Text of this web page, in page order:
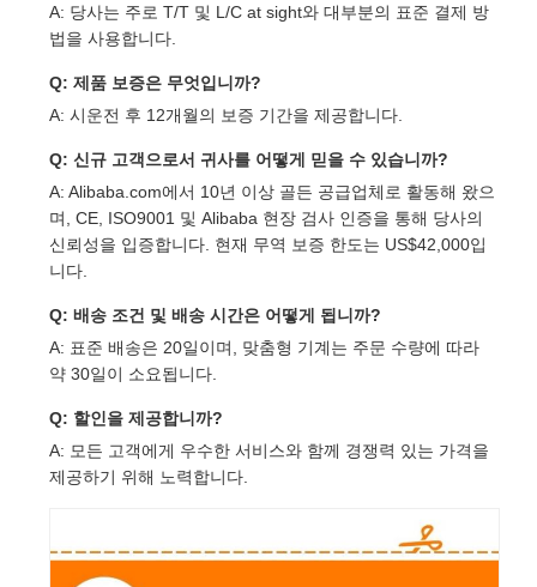
A: 당사는 주로 T/T 및 L/C at sight와 대부분의 표준 결제 방
법을 사용합니다.
Q: 제품 보증은 무엇입니까?
A: 시운전 후 12개월의 보증 기간을 제공합니다.
Q: 신규 고객으로서 귀사를 어떻게 믿을 수 있습니까?
A: Alibaba.com에서 10년 이상 골든 공급업체로 활동해 왔으
며, CE, ISO9001 및 Alibaba 현장 검사 인증을 통해 당사의
신뢰성을 입증합니다. 현재 무역 보증 한도는 US$42,000입
니다.
Q: 배송 조건 및 배송 시간은 어떻게 됩니까?
A: 표준 배송은 20일이며, 맞춤형 기계는 주문 수량에 따라
약 30일이 소요됩니다.
Q: 할인을 제공합니까?
A: 모든 고객에게 우수한 서비스와 함께 경쟁력 있는 가격을
제공하기 위해 노력합니다.